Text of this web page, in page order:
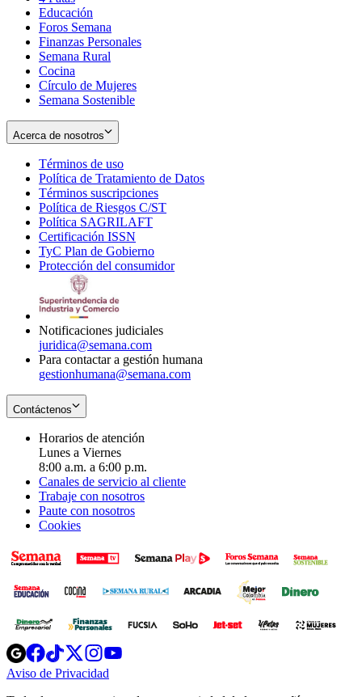
window
new
window
Educación
Foros Semana
Finanzas Personales
Semana Rural
Cocina
Círculo de Mujeres
Semana Sostenible
Acerca de nosotros
Términos de uso
in
new
window
Política de Tratamiento de Datos
Términos suscripciones
in
Política de Riesgos C/ST
Política SAGRILAFT
new
window
Certificación ISSN
in
new
TyC Plan de Gobierno
in
Protección del consumidorOpens
Notificaciones judiciales
juridica@semana.com
Para contactar a gestión humana
gestionhumana@semana.com
Contáctenos
Horarios de atención
Lunes a Viernes
8:00 a.m. a 6:00 p.m.
Canales de servicio al cliente
Trabaje con nosotros
Paute con nosotros
Cookies
Opens
in
new
Opens
in
new
Opens
in
new
window
Opens
new
windowwindow
Aviso de Privacidad